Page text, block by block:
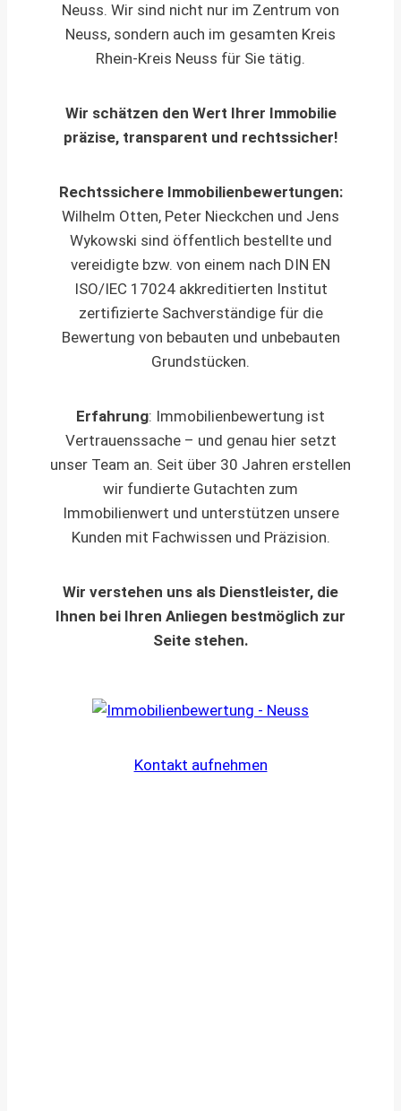
Neuss. Wir sind nicht nur im Zentrum von
Neuss, sondern auch im gesamten Kreis
Rhein-Kreis Neuss für Sie tätig.
Wir schätzen den Wert Ihrer Immobilie
präzise, transparent und rechtssicher!
Rechtssichere Immobilienbewertungen:
Wilhelm Otten, Peter Nieckchen und Jens
Wykowski sind öffentlich bestellte und
vereidigte bzw. von einem nach DIN EN
ISO/IEC 17024 akkreditierten Institut
zertifizierte Sachverständige für die
Bewertung von bebauten und unbebauten
Grundstücken.
Erfahrung: Immobilienbewertung ist
Vertrauenssache – und genau hier setzt
unser Team an. Seit über 30 Jahren erstellen
wir fundierte Gutachten zum
Immobilienwert und unterstützen unsere
Kunden mit Fachwissen und Präzision.
Wir verstehen uns als Dienstleister, die
Ihnen bei Ihren Anliegen bestmöglich zur
Seite stehen.
Kontakt aufnehmen